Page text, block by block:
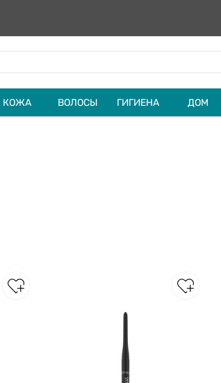
КОЖА ВОЛОСЫ ГИГИЕНА ДОМ